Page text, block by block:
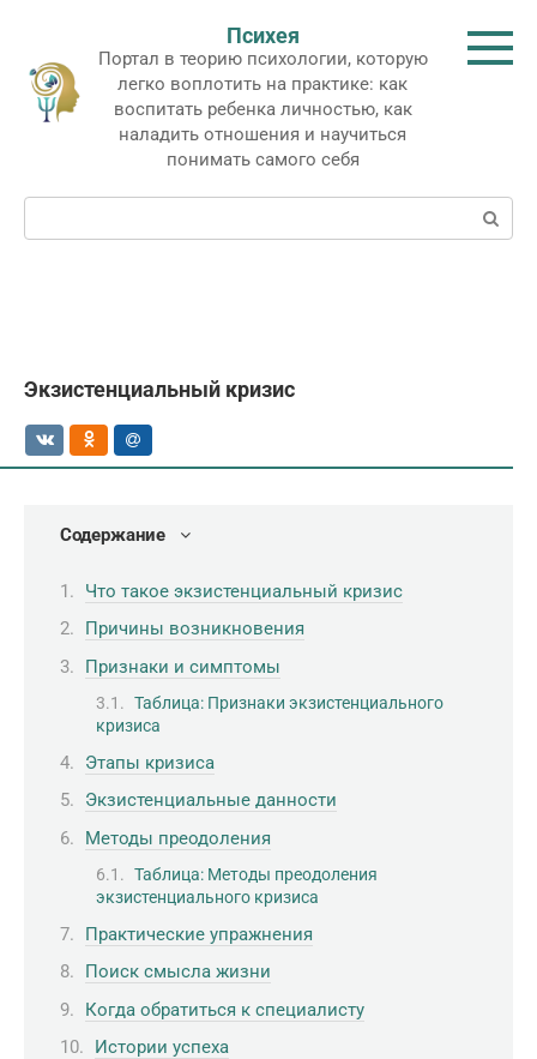
контенту
Психея
Портал в теорию психологии, которую
легко воплотить на практике: как
воспитать ребенка личностью, как
наладить отношения и научиться
понимать самого себя
Поиск:
Экзистенциальный кризис
Содержание
Что такое экзистенциальный кризис
Причины возникновения
Признаки и симптомы
Таблица: Признаки экзистенциального
кризиса
Этапы кризиса
Экзистенциальные данности
Методы преодоления
Таблица: Методы преодоления
экзистенциального кризиса
Практические упражнения
Поиск смысла жизни
Когда обратиться к специалисту
Истории успеха